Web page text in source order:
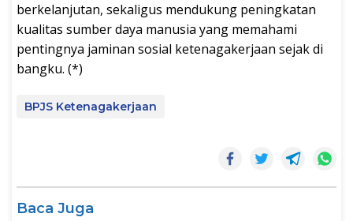
berkelanjutan, sekaligus mendukung peningkatan
kualitas sumber daya manusia yang memahami
pentingnya jaminan sosial ketenagakerjaan sejak di
bangku. (*)
BPJS Ketenagakerjaan
Baca Juga